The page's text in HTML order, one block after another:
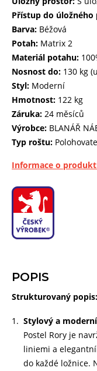
POPIS
Strukturovaný popis:
Stylový a
Postel Rory je
liniemi a
do každé ložnice.
Přístup do
Barva: Béžová
Potah: Matrix 2
Materiál potahu:
Nosnost do: 130 kg
Styl: Moderní
Hmotnost: 122 kg
Záruka: 24 měsíců
Výrobce: BLANÁŘ
Typ roštu:
Informace o